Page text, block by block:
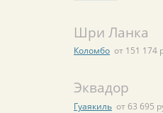
Шри Ланка
Коломбо от 151 174
Эквадор
Гуаякиль от 63 695